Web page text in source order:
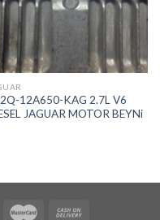
12A650-KAG 2.7L V6
JAGUAR MOTOR BEYNi